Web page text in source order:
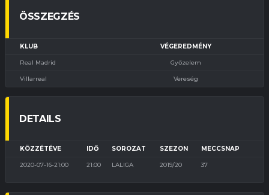
ÖSSZEGZÉS
KLUB VÉGEREDMÉNY
Real Madrid Győzelem
Villarreal Vereség
DETAILS
KÖZZÉTÉVE IDŐ SOROZAT SZEZON MECCSNAP
2020-07-16-21:00 21:00 LALIGA 2019/20 37